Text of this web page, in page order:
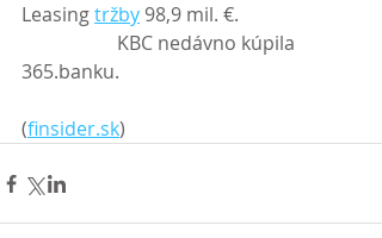
Leasing tržby 98,9 mil. €.
KBC nedávno kúpila
365.banku.
(finsider.sk)